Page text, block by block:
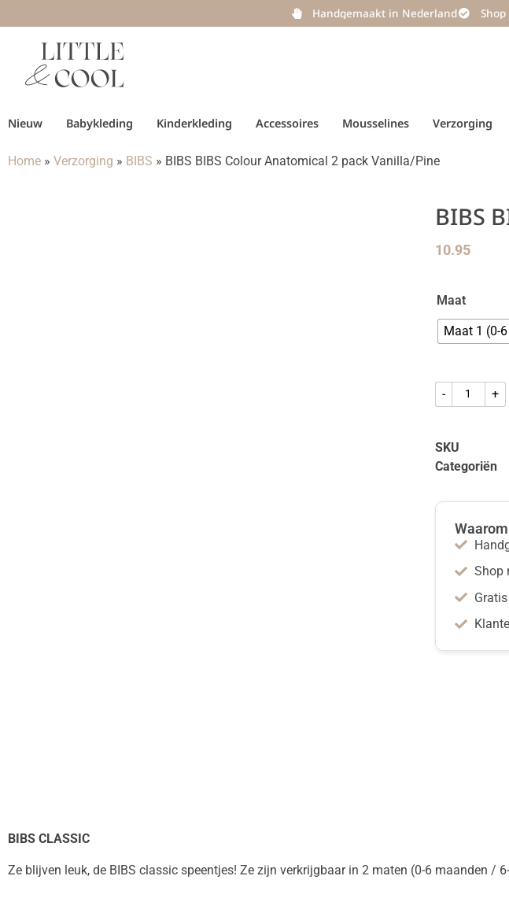
Handgemaakt in Nederland
Nieuw Babykleding Kinderkleding Accessoires Mousselines Verzorging
Home » Verzorging » BIBS » BIBS BIBS Colour Anatomical 2 pack Vanilla/Pine
BIBS
10.95
Maat
Maat 1 (0-
- +
SKU
Categoriën
Shop
BIBS CLASSIC
Ze blijven leuk, de BIBS classic speentjes! Ze zijn verkrijgbaar in 2 maten (0-6 maanden